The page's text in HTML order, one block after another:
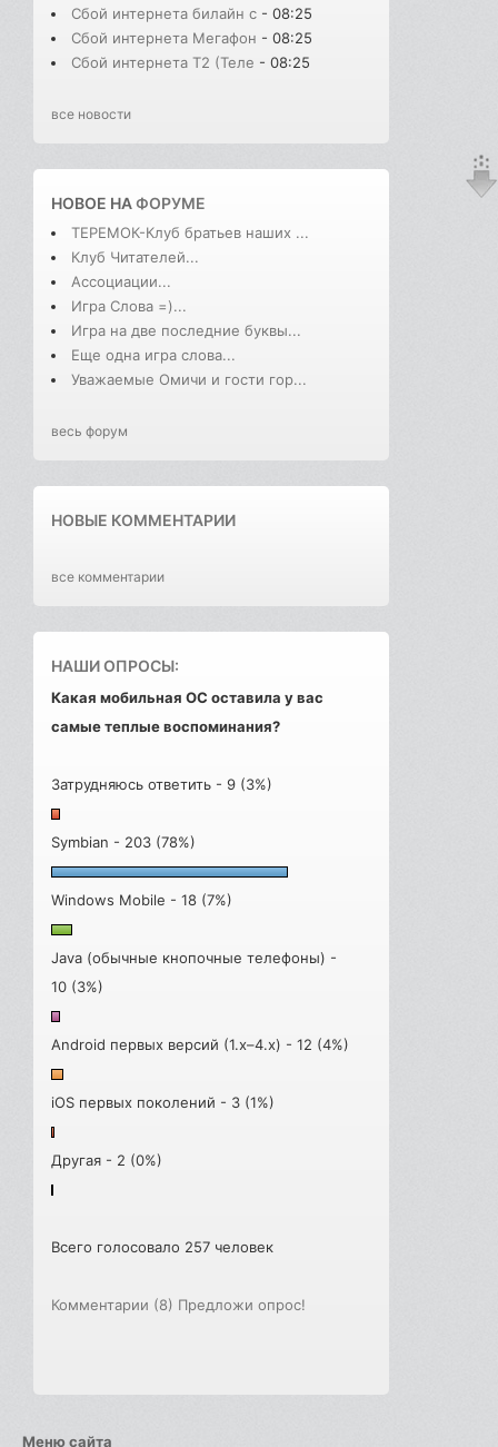
Сбой интернета билайн с - 08:25
Сбой интернета Мегафон - 08:25
Сбой интернета T2 (Теле - 08:25
все новости
НОВОЕ НАФОРУМЕ
ТЕРЕМОК-Клуб братьев наших ...
Клуб Читателей...
Ассоциации...
Игра Слова =)...
Игра на две последние буквы...
Еще одна игра слова...
Уважаемые Омичи и гости гор...
весь форум
НОВЫЕ КОММЕНТАРИИ
все комментарии
НАШИ ОПРОСЫ:
Какая мобильная ОС оставила у вас
самые теплые воспоминания?
Затрудняюсь ответить - 9 (3%)
Symbian - 203 (78%)
Windows Mobile - 18 (7%)
Java (обычные кнопочные телефоны) -
10 (3%)
Android первых версий (1.x–4.x) - 12 (4%)
iOS первых поколений - 3 (1%)
Другая - 2 (0%)
Всего голосовало 257 человек
Комментарии (8) Предложи опрос!
Меню сайта